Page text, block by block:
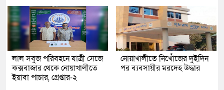
লাল সবুজ পরিবহনে যাত্রী সেজে
কক্সবাজার থেকে নোয়াখালীতে
ইয়াবা পাচার, গ্রেপ্তার-২
নোয়াখালীতে নিখোঁজের দুইদিন
পর ব্যবসায়ীর মরদেহ উদ্ধার